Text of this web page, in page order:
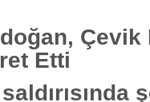
Etti